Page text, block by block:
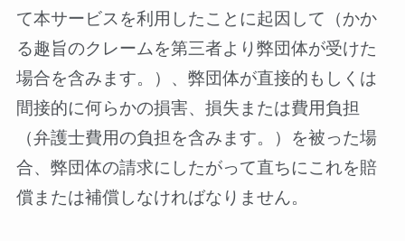
て本サービスを利用したことに起因して（かか
る趣旨のクレームを第三者より弊団体が受けた
場合を含みます。）、弊団体が直接的もしくは
間接的に何らかの損害、損失または費用負担
（弁護士費用の負担を含みます。）を被った場
合、弊団体の請求にしたがって直ちにこれを賠
償または補償しなければなりません。